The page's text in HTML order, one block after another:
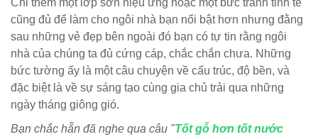
Chỉ thêm một lớp sơn hiệu ứng hoặc một bức tranh tinh tế
cũng đủ để làm cho ngôi nhà bạn nổi bật hơn nhưng đằng
sau những vẻ đẹp bên ngoài đó bạn có tự tin rằng ngôi
nhà của chúng ta đủ cứng cáp, chắc chắn chưa. Những
bức tường ấy là một câu chuyện về cấu trúc, độ bền, và
đặc biệt là về sự sáng tạo cùng gia chủ trải qua những
ngày tháng giông gió.
Bạn chắc hẵn đã nghe qua câu "Tốt gỗ hơn tốt nước